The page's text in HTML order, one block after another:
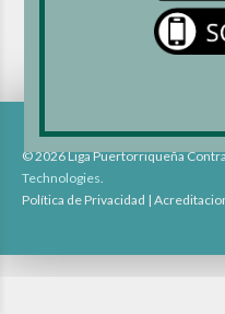
© 2026 Liga Puertorriqueña
Technologies.
Política de Privacidad |